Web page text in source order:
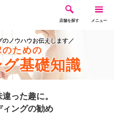
店舗を探す メニュー
ノウハウお伝えします／
ための
基礎知識
った趣に。
ングの勧め